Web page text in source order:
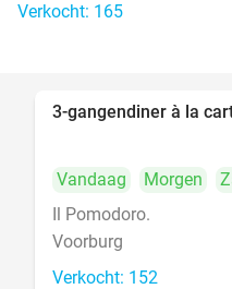
Verkocht: 165
3-gangendiner à la
Vandaag Morgen
Il Pomodoro.
Voorburg
Verkocht: 152